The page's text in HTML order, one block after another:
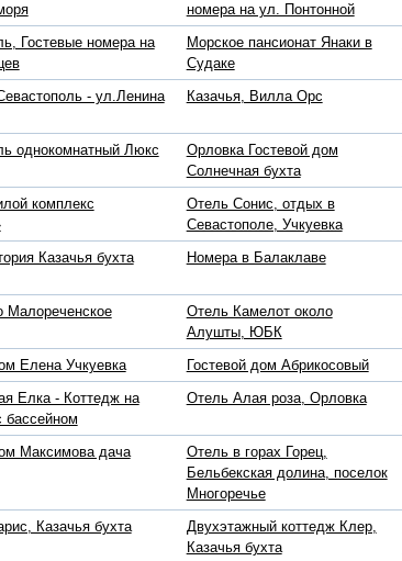
номера на ул. Понтонной
Гостевые номера на
Морское пансионат Янаки в
Судаке
- ул.Ленина Казачья, Вилла Орс
однокомнатный Люкс
Орловка Гостевой дом
Солнечная бухта
комплекс
Отель Сонис, отдых в
Севастополе, Учкуевка
Казачья бухта Номера в Балаклаве
Малореченское
Отель Камелот около
Алушты, ЮБК
Елена Учкуевка Гостевой дом Абрикосовый
Елка - Коттедж на
бассейном
Отель Алая роза, Орловка
Максимова дача
Отель в горах Горец,
Бельбекская долина, поселок
Многоречье
Казачья бухта
Двухэтажный коттедж Клер,
Казачья бухта